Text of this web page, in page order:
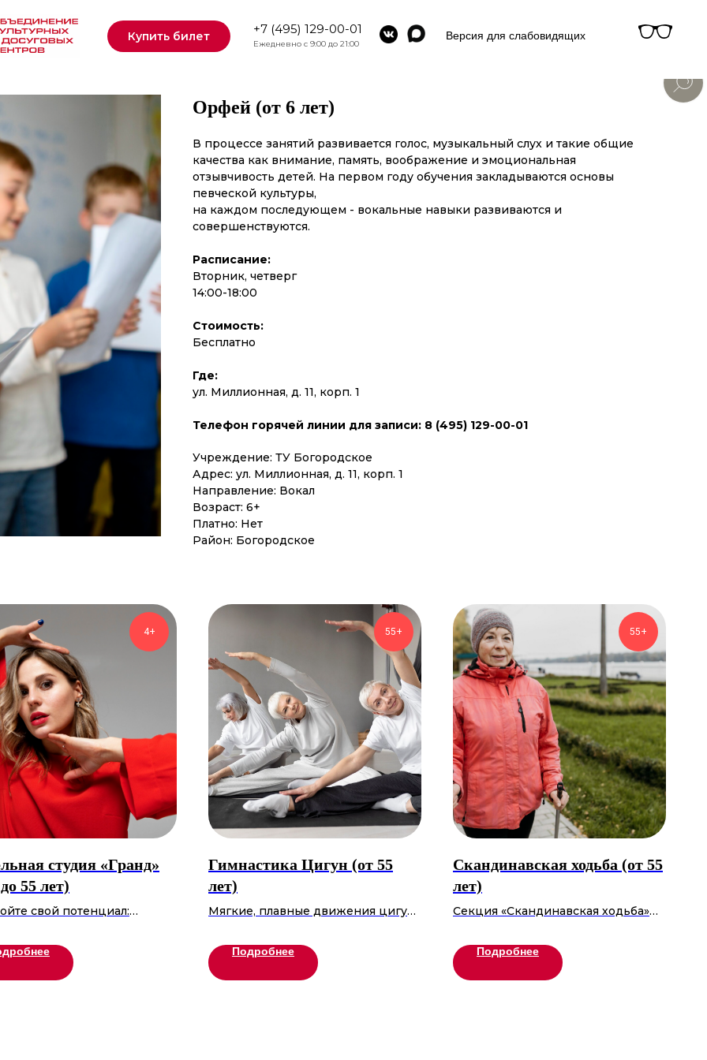
Версия для слабовидящих
Купить билет +7 (495) 129-00-01
Ежедневно с 9:00 до 21:00
Орфей (от 6 лет)
В процессе занятий развивается голос, музыкальный слух и такие общие
качества как внимание, память, воображение и эмоциональная
отзывчивость детей. На первом году обучения закладываются основы
певческой культуры,
на каждом последующем - вокальные навыки развиваются и
совершенствуются.
Расписание:
Вторник, четверг
14:00-18:00
Стоимость:
Бесплатно
Где:
ул. Миллионная, д. 11, корп. 1
Телефон горячей линии для записи: 8 (495) 129-00-01
Учреждение: ТУ Богородское
Адрес: ул. Миллионная, д. 11, корп. 1
Направление: Вокал
Возраст: 6+
Платно: Нет
Район: Богородское
4+
студия «Гранд»
55 лет)
свой потенциал:
мастерство и стиль.
в показах, создайте
и обретите
55+
Гимнастика Цигун (от 55
лет)
Мягкие, плавные движения цигун
мыслям — ясность. Упражнения
улучшают кровообращение,
помогают нормализовать
Подробнее
55+
Скандинавская ходьба (от 55
лет)
Секция «Скандинавская ходьба»
приглашает на занятия
оздоровительной ходьбой с
палками. Под руководством
Подробнее